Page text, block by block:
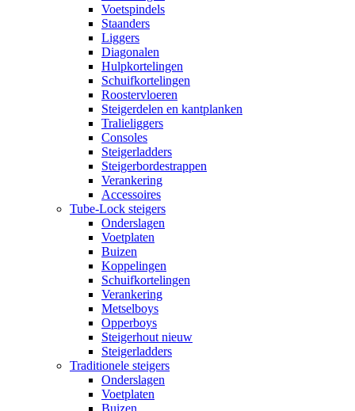
Voetspindels
Staanders
Liggers
Diagonalen
Hulpkortelingen
Schuifkortelingen
Roostervloeren
Steigerdelen en kantplanken
Tralieliggers
Consoles
Steigerladders
Steigerbordestrappen
Verankering
Accessoires
Tube-Lock steigers
Onderslagen
Voetplaten
Buizen
Koppelingen
Schuifkortelingen
Verankering
Metselboys
Opperboys
Steigerhout nieuw
Steigerladders
Traditionele steigers
Onderslagen
Voetplaten
Buizen